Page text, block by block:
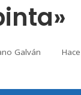
Galván